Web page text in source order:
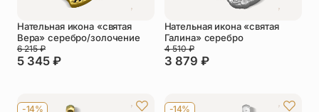
Нательная икона «святая
Вера» серебро/золочение
5 345 ₽
6 215₽
Нательная икона «святая
Галина» серебро
3 879 ₽
4 510₽
-14% -14%